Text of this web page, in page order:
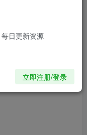
和60分钟等刷新设
日更新资源
立即注册/登录